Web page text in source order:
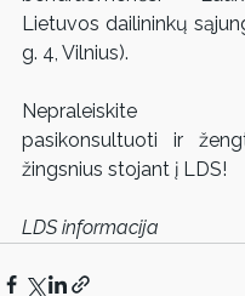
Lietuvos dailininkų
g. 4, Vilnius).
Nepraleiskite
pasikonsultuoti ir
žingsnius stojant į LDS!
LDS informacija